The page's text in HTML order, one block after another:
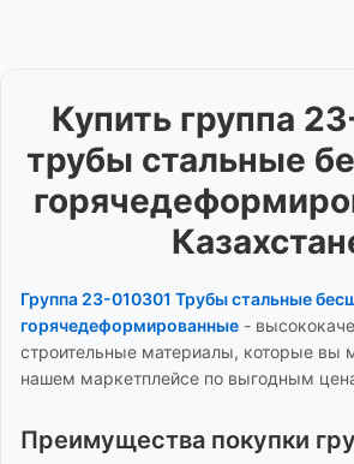
Купить группа
трубы стальные
Группа 23-010301 Трубы стальные
горячедеформированные -
строительные материалы, которые вы
нашем маркетплейсе по выгодным
Преимущества покупки